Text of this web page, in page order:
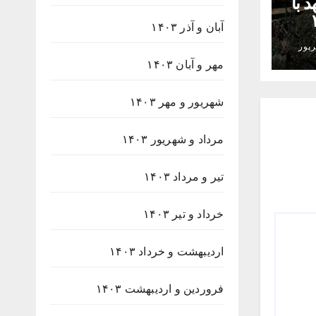
آبان و آذر ۱۴۰۳
مهر و آبان ۱۴۰۳
شهریور و مهر ۱۴۰۳
مرداد و شهریور ۱۴۰۳
تیر و مرداد ۱۴۰۳
خرداد و تیر ۱۴۰۳
اردیبهشت و خرداد ۱۴۰۳
فروردین و اردیبهشت ۱۴۰۳